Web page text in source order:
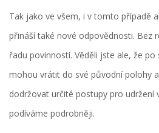
Tak jako ve všem, i v tomto případě
přináší také nové odpovědnosti. Bez
řadu povinností. Věděli jste ale, že
mohou vrátit do své původní polohy
dodržovat určité postupy pro udržení
podíváme podrobněji.